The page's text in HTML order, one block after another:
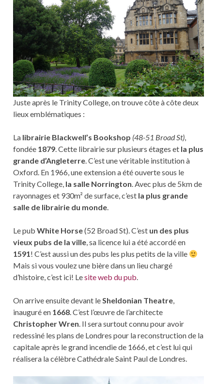
Juste après le Trinity College, on trouve côte à côte deux
lieux emblématiques :
La librairie Blackwell’s Bookshop (48-51 Broad St),
fondée 1879. Cette librairie sur plusieurs étages et la plus
grande d’Angleterre. C’est une véritable institution à
Oxford. En 1966, une extension a été ouverte sous le
Trinity College, la salle Norrington. Avec plus de 5km de
rayonnages et 930m² de surface, c’est la plus grande
salle de librairie du monde.
Le pub White Horse(52 Broad St). C’est un des plus
vieux pubs de la ville, sa licence lui a été accordé en
1591! C’est aussi un des pubs les plus petits de la ville
Mais si vous voulez une bière dans un lieu chargé
d’histoire, c’est ici! Lesite web du pub.
On arrive ensuite devant leSheldonian Theatre,
inauguré en 1668. C’est l’œuvre de l’architecte
Christopher Wren. Il sera surtout connu pour avoir
redessiné les plans de Londres pour la reconstruction de la
capitale après le grand incendie de 1666, et c’est lui qui
réalisera la célèbre Cathédrale Saint Paul de Londres.